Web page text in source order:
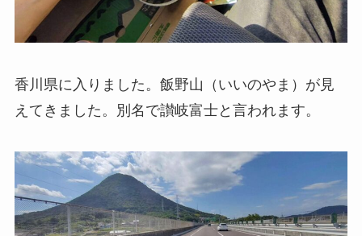
香川県に入りました。飯野山（いいのやま）が見
えてきました。別名で讃岐富士と言われます。